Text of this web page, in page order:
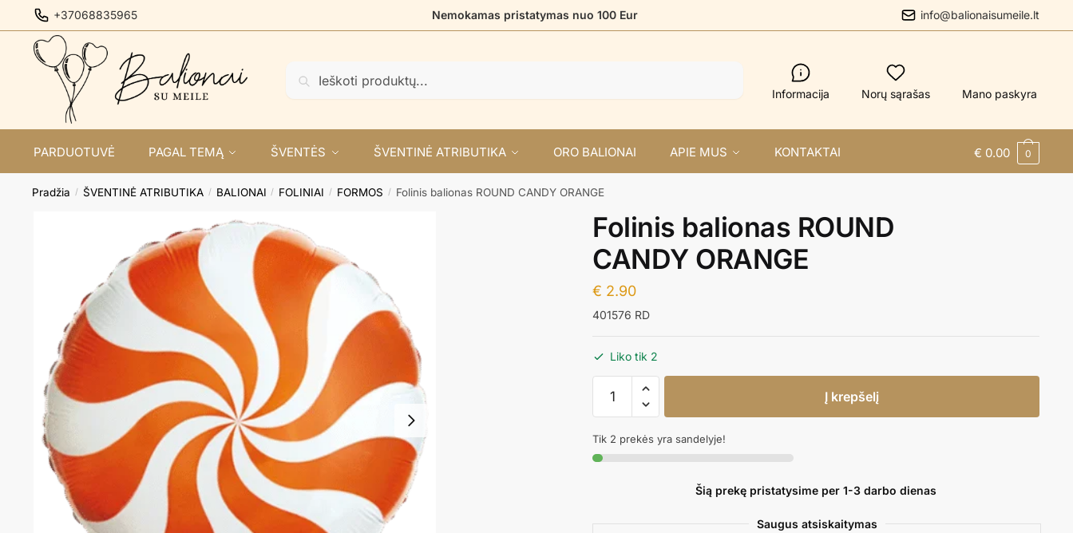
to
navigation
to
content
+37068835965 Nemokamas pristatymas nuo 100 Eur info@balionaisumeile.lt
Informacija Norų sąrašas Mano paskyra
PARDUOTUVĖ PAGAL TEMĄ ŠVENTĖS ŠVENTINĖ ATRIBUTIKA ORO BALIONAI APIE MUS KONTAKTAI € 0.00 0
Pradžia / ŠVENTINĖ ATRIBUTIKA / BALIONAI / FOLINIAI / FORMOS / Folinis balionas ROUND CANDY ORANGE
Folinis balionas ROUND
CANDY ORANGE
€ 2.90
401576 RD
Liko tik 2
produkto
kiekis:
balionas
ROUND
Į krepšelį
Tik 2 prekės yra sandelyje!
Šią prekę pristatysime per 1-3 darbo dienas
Saugus atsiskaitymas